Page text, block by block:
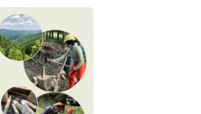
学を創る
の楽しみ
第3回：